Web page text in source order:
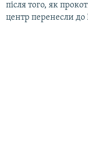
після того, як
центр перенесли до